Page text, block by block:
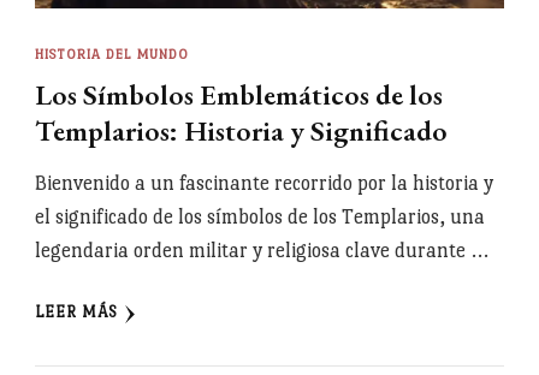
HISTORIA DEL MUNDO
Los Símbolos Emblemáticos de los
Templarios: Historia y Significado
Bienvenido a un fascinante recorrido por la historia y
el significado de los símbolos de los Templarios, una
legendaria orden militar y religiosa clave durante …
LEER MÁS